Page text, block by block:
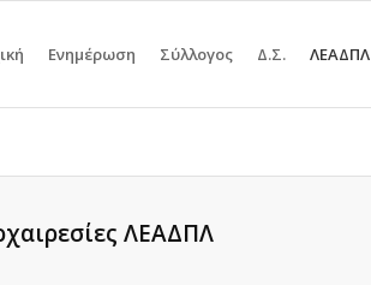
Ενημέρωση Σύλλογος Δ.Σ. ΛΕΑΔΠΛ
ΛΕΑΔΠΛ